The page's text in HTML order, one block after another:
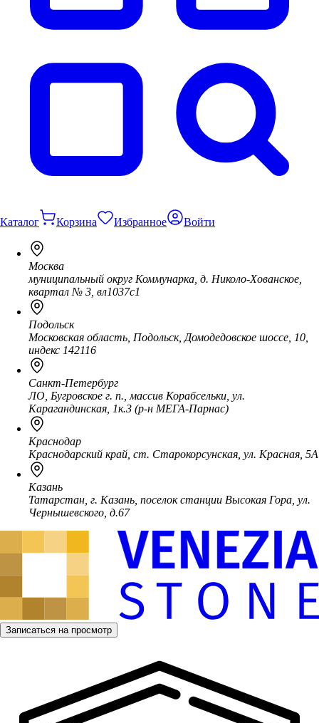
Каталог Корзина Избранное Войти
Москва
муниципальный округ Коммунарка, д. Николо-Хованское,
квартал № 3, вл1037с1
Подольск
Московская область, Подольск, Домодедовское шоссе, 10,
индекс 142116
Санкт-Петербург
ЛО, Бугровское г. п., массив Корабсельки, ул.
Карагандинская, 1к.3 (р-н МЕГА-Парнас)
Краснодар
Краснодарский край, ст. Старокорсунская, ул. Красная, 5А
Казань
Татарстан, г. Казань, поселок станции Высокая Гора, ул.
Чернышевского, д.67
Записаться на просмотр